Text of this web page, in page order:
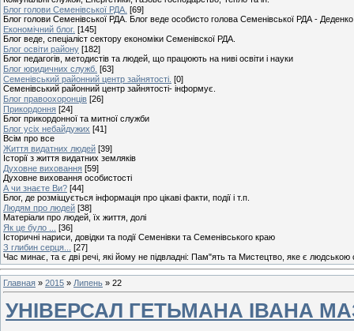
Блог голови Семенівської РДА. [69]
Блог голови Семенівської РДА. Блог веде особисто голова Семенівської РДА -
Економічний блог. [145]
Блог веде, спеціаліст сектору економіки Семенівскої РДА.
Блог освіти району [182]
Блог педагогів, методистів та людей, що працюють на ниві освіти і науки
Блог юридичних служб. [63]
Семенівський районний центр зайнятості. [0]
Семенівський районний центр зайнятості- інформує.
Блог правоохоронців [26]
Прикордоння [24]
Блог прикордонної та митної служби
Блог усіх небайдужих [41]
Всім про все
Життя видатних людей [39]
Історії з життя видатних земляків
Духовне виховання [59]
Духовне виховання особистості
А чи знаєте Ви? [44]
Блог, де розміщується інформація про цікаві факти, події і т.п.
Людям про людей [38]
Матеріали про людей, їх життя, долі
Як це було ...
[36]
Історичні нариси, довідки та події Семенівки та Семенівського краю
З глибин серця...
[27]
Час минає, та є дві речі, які йому не підвладні: Пам"ять та Мистецтво, яке є
Главная » 2015 » Липень » 22
УНІВЕРСАЛ ГЕТЬМАНА ІВАНА